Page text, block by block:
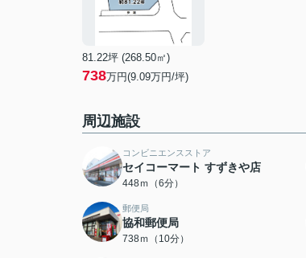
81.22坪 (268.50㎡)
738万円(9.09万円/坪)
周辺施設
コンビニエンスストア
セイコーマート すずきや店
448ｍ（6分）
郵便局
協和郵便局
738ｍ（10分）